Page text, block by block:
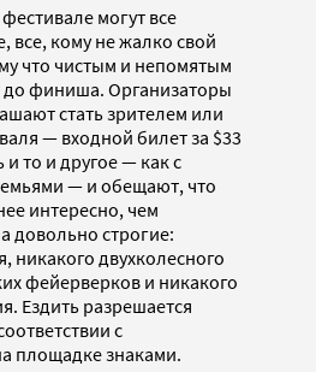
могут все
кому не жалко свой
что чистым и непомятым
до финиша. Организаторы
стать зрителем или
— входной билет за $33
и то и другое — как с
— и обещают, что
интересно, чем
довольно строгие:
никакого двухколесного
фейерверков и никакого
Ездить разрешается
с
площадке знаками.